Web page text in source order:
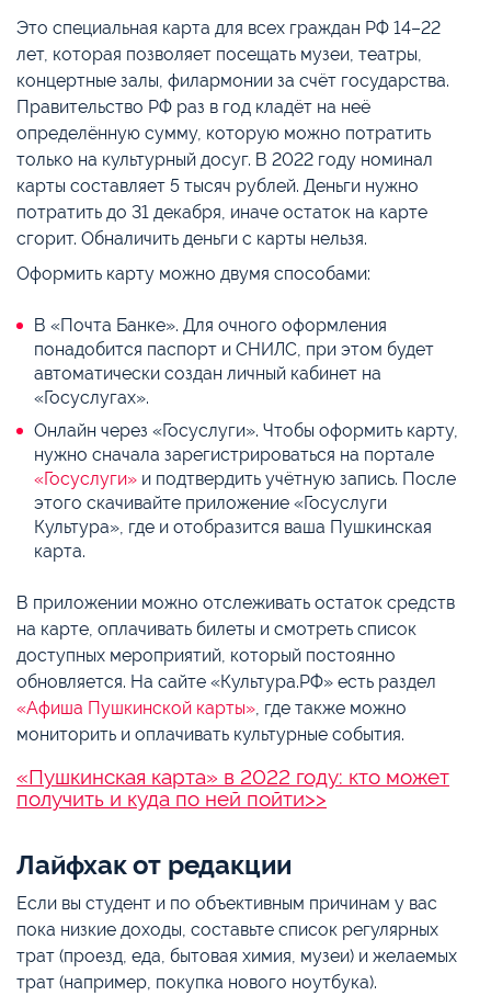
Это специальная карта для всех граждан РФ 14–22
лет, которая позволяет посещать музеи, театры,
концертные залы, филармонии за счёт государства.
Правительство РФ раз в год кладёт на неё
определённую сумму, которую можно потратить
только на культурный досуг. В 2022 году номинал
карты составляет 5 тысяч рублей. Деньги нужно
потратить до 31 декабря, иначе остаток на карте
сгорит. Обналичить деньги с карты нельзя.
Оформить карту можно двумя способами:
В «Почта Банке». Для очного оформления
понадобится паспорт и СНИЛС, при этом будет
автоматически создан личный кабинет на
«Госуслугах».
Онлайн через «Госуслуги». Чтобы оформить карту,
нужно сначала зарегистрироваться на портале
«Госуслуги» и подтвердить учётную запись. После
этого скачивайте приложение «Госуслуги
Культура», где и отобразится ваша Пушкинская
карта.
В приложении можно отслеживать остаток средств
на карте, оплачивать билеты и смотреть список
доступных мероприятий, который постоянно
обновляется. На сайте «Культура.РФ» есть раздел
«Афиша Пушкинской карты» , где также можно
мониторить и оплачивать культурные события.
«Пушкинская карта» в 2022 году: кто может
получить и куда по ней пойти>>
Лайфхак от редакции
Если вы студент и по объективным причинам у вас
пока низкие доходы, составьте список регулярных
трат (проезд, еда, бытовая химия, музеи) и желаемых
трат (например, покупка нового ноутбука).